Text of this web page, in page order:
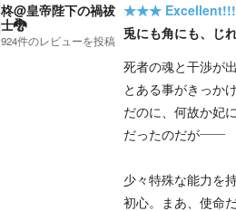
柊@皇帝陛下の禍祓
士🐉
924件のレビューを投稿
★★★ Excellent!!!
兎にも角にも、じ
死者の魂と干渉が
とある事がきっか
だのに、何故か妃
だったのだが――
少々特殊な能力を
初心。まあ、使命